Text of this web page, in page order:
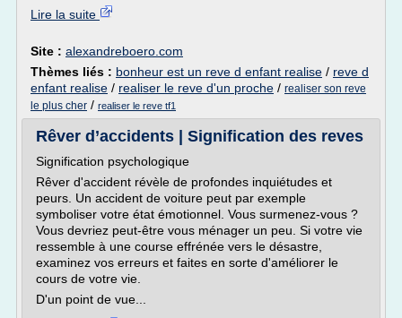
Lire la suite
Site : alexandreboero.com
Thèmes liés : bonheur est un reve d enfant realise / reve d
enfant realise / realiser le reve d'un proche / realiser son reve
le plus cher / realiser le reve tf1
Rêver d’accidents | Signification des reves
Signification psychologique
Rêver d'accident révèle de profondes inquiétudes et
peurs. Un accident de voiture peut par exemple
symboliser votre état émotionnel. Vous surmenez-vous ?
Vous devriez peut-être vous ménager un peu. Si votre vie
ressemble à une course effrénée vers le désastre,
examinez vos erreurs et faites en sorte d'améliorer le
cours de votre vie.
D'un point de vue...